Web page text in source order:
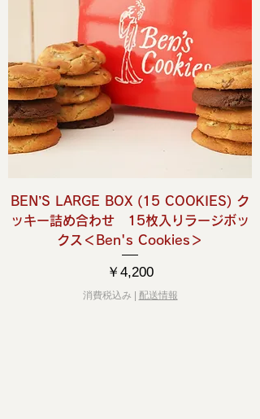
BEN’S LARGE BOX (15 COOKIES) ク
ッキー詰め合わせ 15枚入りラージボッ
クス＜Ben's Cookies＞
価格
￥4,200
消費税込み 配送情報